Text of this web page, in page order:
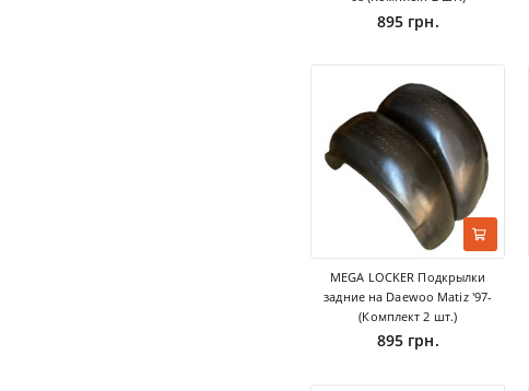
895 грн.
MEGA LOCKER Подкрылки
задние на Daewoo Matiz '97-
(Комплект 2 шт.)
895 грн.